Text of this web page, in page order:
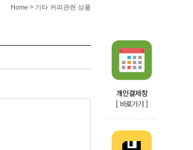
Home > 기타 커피관련 상품